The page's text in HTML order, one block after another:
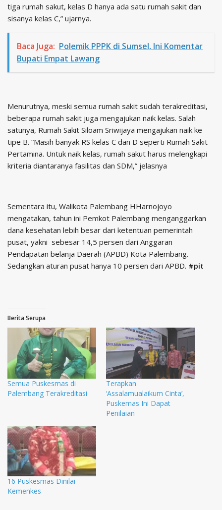
tiga rumah sakut, kelas D hanya ada satu rumah sakit dan
sisanya kelas C,” ujarnya.
Baca Juga: Polemik PPPK di Sumsel, Ini Komentar
Bupati Empat Lawang
Menurutnya, meski semua rumah sakit sudah terakreditasi,
beberapa rumah sakit juga mengajukan naik kelas. Salah
satunya, Rumah Sakit Siloam Sriwijaya mengajukan naik ke
tipe B. “Masih banyak RS kelas C dan D seperti Rumah Sakit
Pertamina. Untuk naik kelas, rumah sakut harus melengkapi
kriteria diantaranya fasilitas dan SDM,” jelasnya
Sementara itu, Walikota Palembang HHarnojoyo
mengatakan, tahun ini Pemkot Palembang menganggarkan
dana kesehatan lebih besar dari ketentuan pemerintah
pusat, yakni sebesar 14,5 persen dari Anggaran
Pendapatan belanja Daerah (APBD) Kota Palembang.
Sedangkan aturan pusat hanya 10 persen dari APBD. #pit
Berita Serupa
Semua Puskesmas di
Palembang Terakreditasi
Terapkan
‘Assalamualaikum Cinta’,
Puskemas Ini Dapat
Penilaian
16 Puskesmas Dinilai
Kemenkes